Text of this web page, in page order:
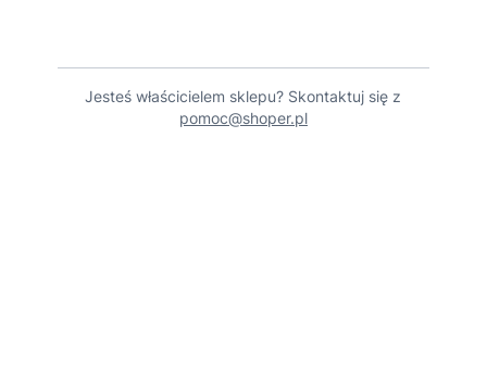
Jesteś właścicielem sklepu? Skontaktuj się z
pomoc@shoper.pl